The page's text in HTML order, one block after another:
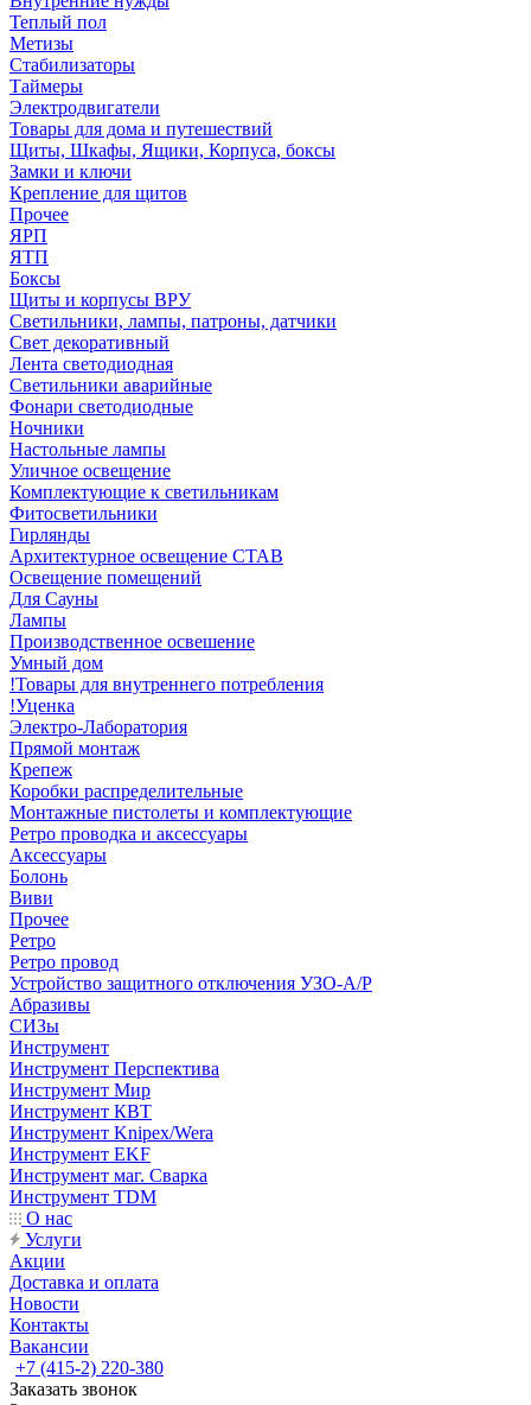
Теплый пол
Метизы
Стабилизаторы
Таймеры
Электродвигатели
Товары для дома и путешествий
Щиты, Шкафы, Ящики, Корпуса, боксы
Замки и ключи
Крепление для щитов
Прочее
ЯРП
ЯТП
Боксы
Щиты и корпусы ВРУ
Светильники, лампы, патроны, датчики
Свет декоративный
Лента светодиодная
Светильники аварийные
Фонари светодиодные
Ночники
Настольные лампы
Уличное освещение
Комплектующие к светильникам
Фитосветильники
Гирлянды
Архитектурное освещение СТАВ
Освещение помещений
Для Сауны
Лампы
Производственное освешение
Умный дом
!Товары для внутреннего потребления
!Уценка
Электро-Лаборатория
Прямой монтаж
Крепеж
Коробки распределительные
Монтажные пистолеты и комплектующие
Ретро проводка и аксессуары
Аксессуары
Болонь
Виви
Прочее
Ретро
Ретро провод
Устройство защитного отключения УЗО-А/Р
Абразивы
СИЗы
Инструмент
Инструмент Перспектива
Инструмент Мир
Инструмент КВТ
Инструмент Knipex/Wera
Инструмент EKF
Инструмент маг. Сварка
Инструмент TDM
О нас
Услуги
Акции
Доставка и оплата
Новости
Контакты
Вакансии
+7 (415-2) 220-380
Заказать звонок